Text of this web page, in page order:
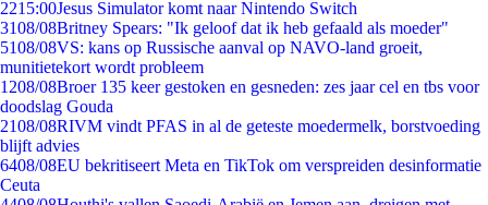
2215:00Jesus Simulator komt naar Nintendo Switch
3108/08Britney Spears: "Ik geloof dat ik heb gefaald als moeder"
5108/08VS: kans op Russische aanval op NAVO-land groeit,
munitietekort wordt probleem
1208/08Broer 135 keer gestoken en gesneden: zes jaar cel en tbs voor
doodslag Gouda
2108/08RIVM vindt PFAS in al de geteste moedermelk, borstvoeding
blijft advies
6408/08EU bekritiseert Meta en TikTok om verspreiden desinformatie
Ceuta